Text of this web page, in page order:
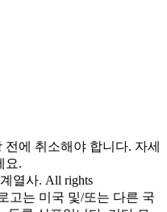
에 취소해야 합니다. 자세
요.
열사. All rights
고는 미국 및/또는 다른 국